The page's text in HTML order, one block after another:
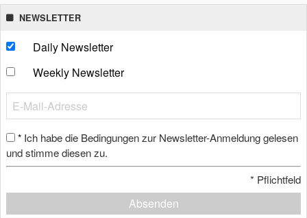
NEWSLETTER
Daily Newsletter
Weekly Newsletter
* Ich habe die Bedingungen zur Newsletter-Anmeldung gelesen
und stimme diesen zu.
* Pflichtfeld
Absenden